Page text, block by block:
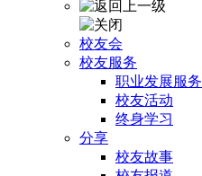
校友会
校友服务
职业发展服务
校友活动
终身学习
分享
校友故事